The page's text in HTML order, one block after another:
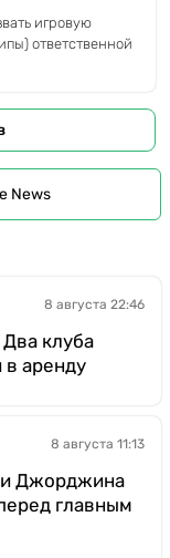
игровую
ответственной
News
8 августа 22:46
клуба
в аренду
8 августа 11:13
и Джорджина
главным